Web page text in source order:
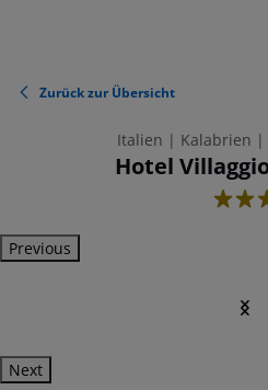
Zurück zur Übersicht
Italien | Kalabrien |
Hotel
3
Previous
Next